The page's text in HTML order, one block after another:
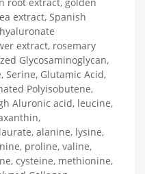
extract, Spanish
extract, rosemary
Glycosaminoglycan,
Serine, Glutamic Acid,
Polyisobutene,
Aluronic acid, leucine,
alanine, lysine,
proline, valine,
cysteine, methionine,